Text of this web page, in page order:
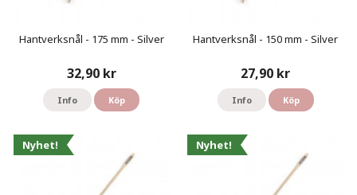
Hantverksnål - 175 mm - Silver
32,90 kr
Info Köp
Hantverksnål - 150 mm - Silver
27,90 kr
Info Köp
Nyhet! Nyhet!